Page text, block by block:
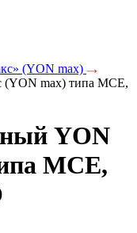
(YON max)
(YON max) типа MCE,
YON
MCE,